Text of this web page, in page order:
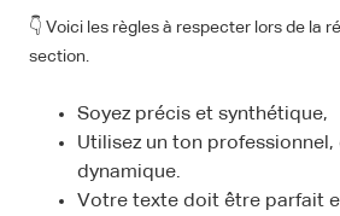
👇 Voici les règles à respecter lors de la
section.
Soyez précis et synthétique,
Utilisez un ton
dynamique.
Votre texte doit être parfait